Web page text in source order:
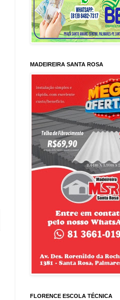
MADEIREIRA SANTA ROSA
FLORENCE ESCOLA TÉCNICA